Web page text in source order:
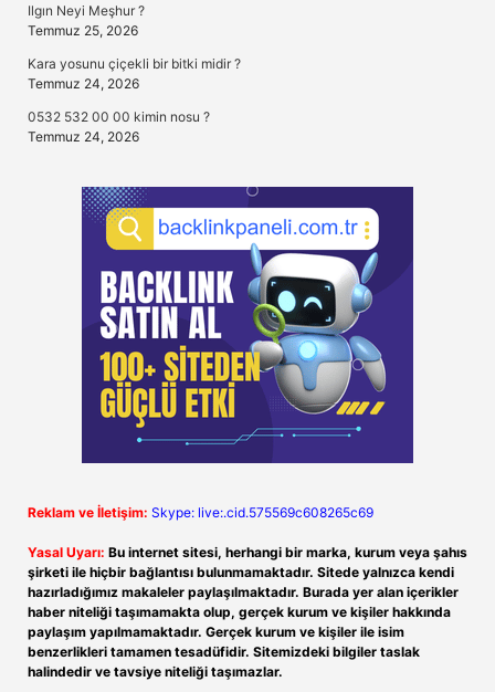
Ilgın Neyi Meşhur ?
Temmuz 25, 2026
Kara yosunu çiçekli bir bitki midir ?
Temmuz 24, 2026
0532 532 00 00 kimin nosu ?
Temmuz 24, 2026
Reklam ve İletişim: Skype: live:.cid.575569c608265c69
Yasal Uyarı: Bu internet sitesi, herhangi bir marka, kurum veya şahıs
şirketi ile hiçbir bağlantısı bulunmamaktadır. Sitede yalnızca kendi
hazırladığımız makaleler paylaşılmaktadır. Burada yer alan içerikler
haber niteliği taşımamakta olup, gerçek kurum ve kişiler hakkında
paylaşım yapılmamaktadır. Gerçek kurum ve kişiler ile isim
benzerlikleri tamamen tesadüfidir. Sitemizdeki bilgiler taslak
halindedir ve tavsiye niteliği taşımazlar.